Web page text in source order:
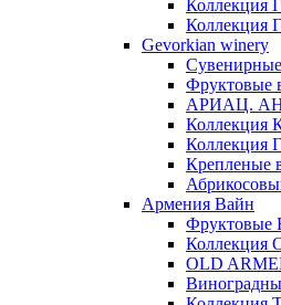
Коллекция
Коллекция
Gevorkian winery
Фруктовые
АРИАЦ.
Коллекция
Крепленые
Армения Вайн
Фруктовые
Коллекция
OLD